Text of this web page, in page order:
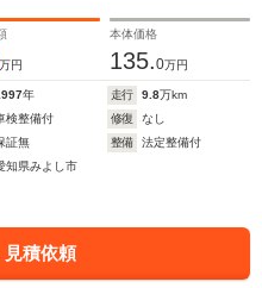
万円
本体価格
135.0万円
年 走行 9.8万km
検整備付 修復
なし
証無 整備
法定整備付
知県みよし市
積依頼